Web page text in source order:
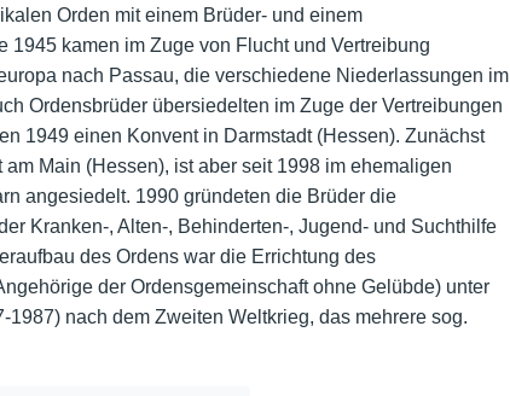
Orden mit einem Brüder- und einem
1945 kamen im Zuge von Flucht und Vertreibung
nach Passau, die verschiedene Niederlassungen im
Ordensbrüder übersiedelten im Zuge der Vertreibungen
1949 einen Konvent in Darmstadt (Hessen). Zunächst
Main (Hessen), ist aber seit 1998 im ehemaligen
angesiedelt. 1990 gründeten die Brüder die
Kranken-, Alten-, Behinderten-, Jugend- und Suchthilfe
des Ordens war die Errichtung des
der Ordensgemeinschaft ohne Gelübde) unter
1987) nach dem Zweiten Weltkrieg, das mehrere sog.